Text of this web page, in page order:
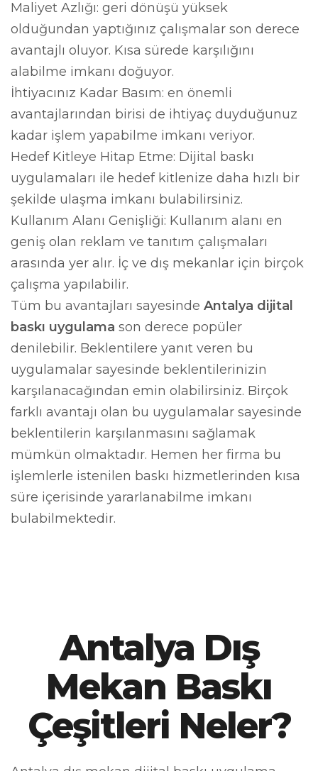
Maliyet Azlığı: geri dönüşü yüksek
olduğundan yaptığınız çalışmalar son derece
avantajlı oluyor. Kısa sürede karşılığını
alabilme imkanı doğuyor.
İhtiyacınız Kadar Basım: en önemli
avantajlarından birisi de ihtiyaç duyduğunuz
kadar işlem yapabilme imkanı veriyor.
Hedef Kitleye Hitap Etme: Dijital baskı
uygulamaları ile hedef kitlenize daha hızlı bir
şekilde ulaşma imkanı bulabilirsiniz.
Kullanım Alanı Genişliği: Kullanım alanı en
geniş olan reklam ve tanıtım çalışmaları
arasında yer alır. İç ve dış mekanlar için birçok
çalışma yapılabilir.
Tüm bu avantajları sayesinde Antalya dijital
baskı uygulama son derece popüler
denilebilir. Beklentilere yanıt veren bu
uygulamalar sayesinde beklentilerinizin
karşılanacağından emin olabilirsiniz. Birçok
farklı avantajı olan bu uygulamalar sayesinde
beklentilerin karşılanmasını sağlamak
mümkün olmaktadır. Hemen her firma bu
işlemlerle istenilen baskı hizmetlerinden kısa
süre içerisinde yararlanabilme imkanı
bulabilmektedir.
Antalya Dış
Mekan Baskı
Çeşitleri Neler?